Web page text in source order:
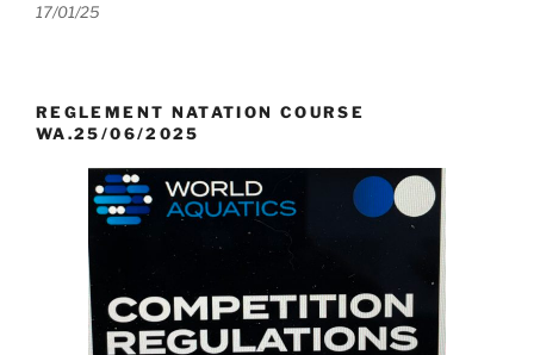
17/01/25
REGLEMENT NATATION COURSE
WA.25/06/2025